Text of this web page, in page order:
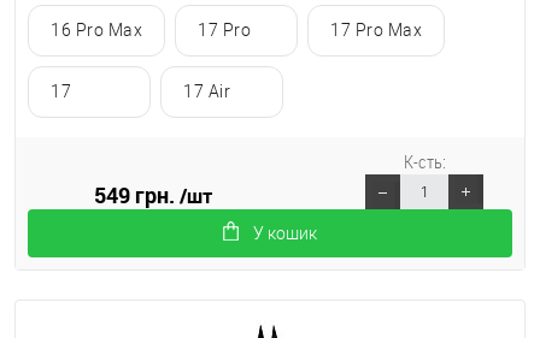
16 Pro Max 17 Pro 17 Pro Max
17 17 Air
549 грн./шт
У кошик
К-сть: